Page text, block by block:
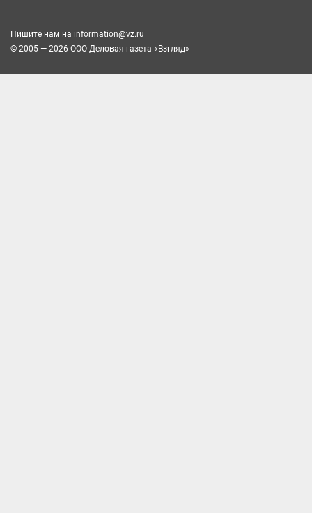
Пишите нам на information@vz.ru
© 2005 — 2026 ООО Деловая газета «Взгляд»